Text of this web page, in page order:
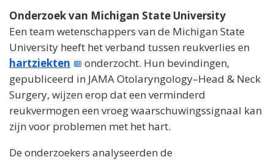
Onderzoek van Michigan State University
Een team wetenschappers van de Michigan State
University heeft het verband tussen reukverlies en
hartziekten
onderzocht. Hun bevindingen,
gepubliceerd in JAMA Otolaryngology–Head & Neck
Surgery, wijzen erop dat een verminderd
reukvermogen een vroeg waarschuwingssignaal kan
zijn voor problemen met het hart.
De onderzoekers analyseerden de